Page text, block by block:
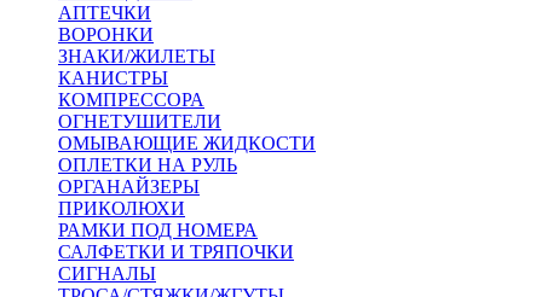
АПТЕЧКИ
ВОРОНКИ
ЗНАКИ/ЖИЛЕТЫ
КАНИСТРЫ
КОМПРЕССОРА
ОГНЕТУШИТЕЛИ
ОМЫВАЮЩИЕ ЖИДКОСТИ
ОПЛЕТКИ НА РУЛЬ
ОРГАНАЙЗЕРЫ
ПРИКОЛЮХИ
РАМКИ ПОД НОМЕРА
САЛФЕТКИ И ТРЯПОЧКИ
СИГНАЛЫ